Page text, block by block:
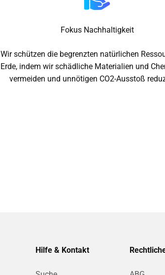
Fokus Nachhaltigkeit
Wir schützen die begrenzten natürlichen
Erde, indem wir schädliche Materialien und
vermeiden und unnötigen CO2-Ausstoß
Hilfe & Kontakt